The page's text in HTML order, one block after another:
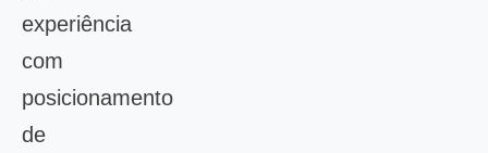
experiência
com
posicionamento
de